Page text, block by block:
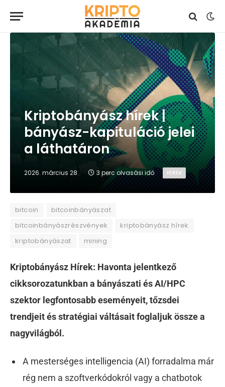
Kriptobányász hírek |
bányász-kapituláció jelei
a láthatáron
2026. március 28. 3 perc olvasási idő HÍREK
bitcoin
bitcoinbányászat
bitcoinbányászrészvények
kriptobányász hírek
kriptobányászat
mining
Kriptobányász Hírek: Havonta jelentkező
cikksorozatunkban a bányászati és AI/HPC
szektor legfontosabb eseményeit, tőzsdei
trendjeit és stratégiai váltásait foglaljuk össze a
nagyvilágból.
A mesterséges intelligencia (AI) forradalma már
rég nem a szoftverkódokról vagy a chatbotok